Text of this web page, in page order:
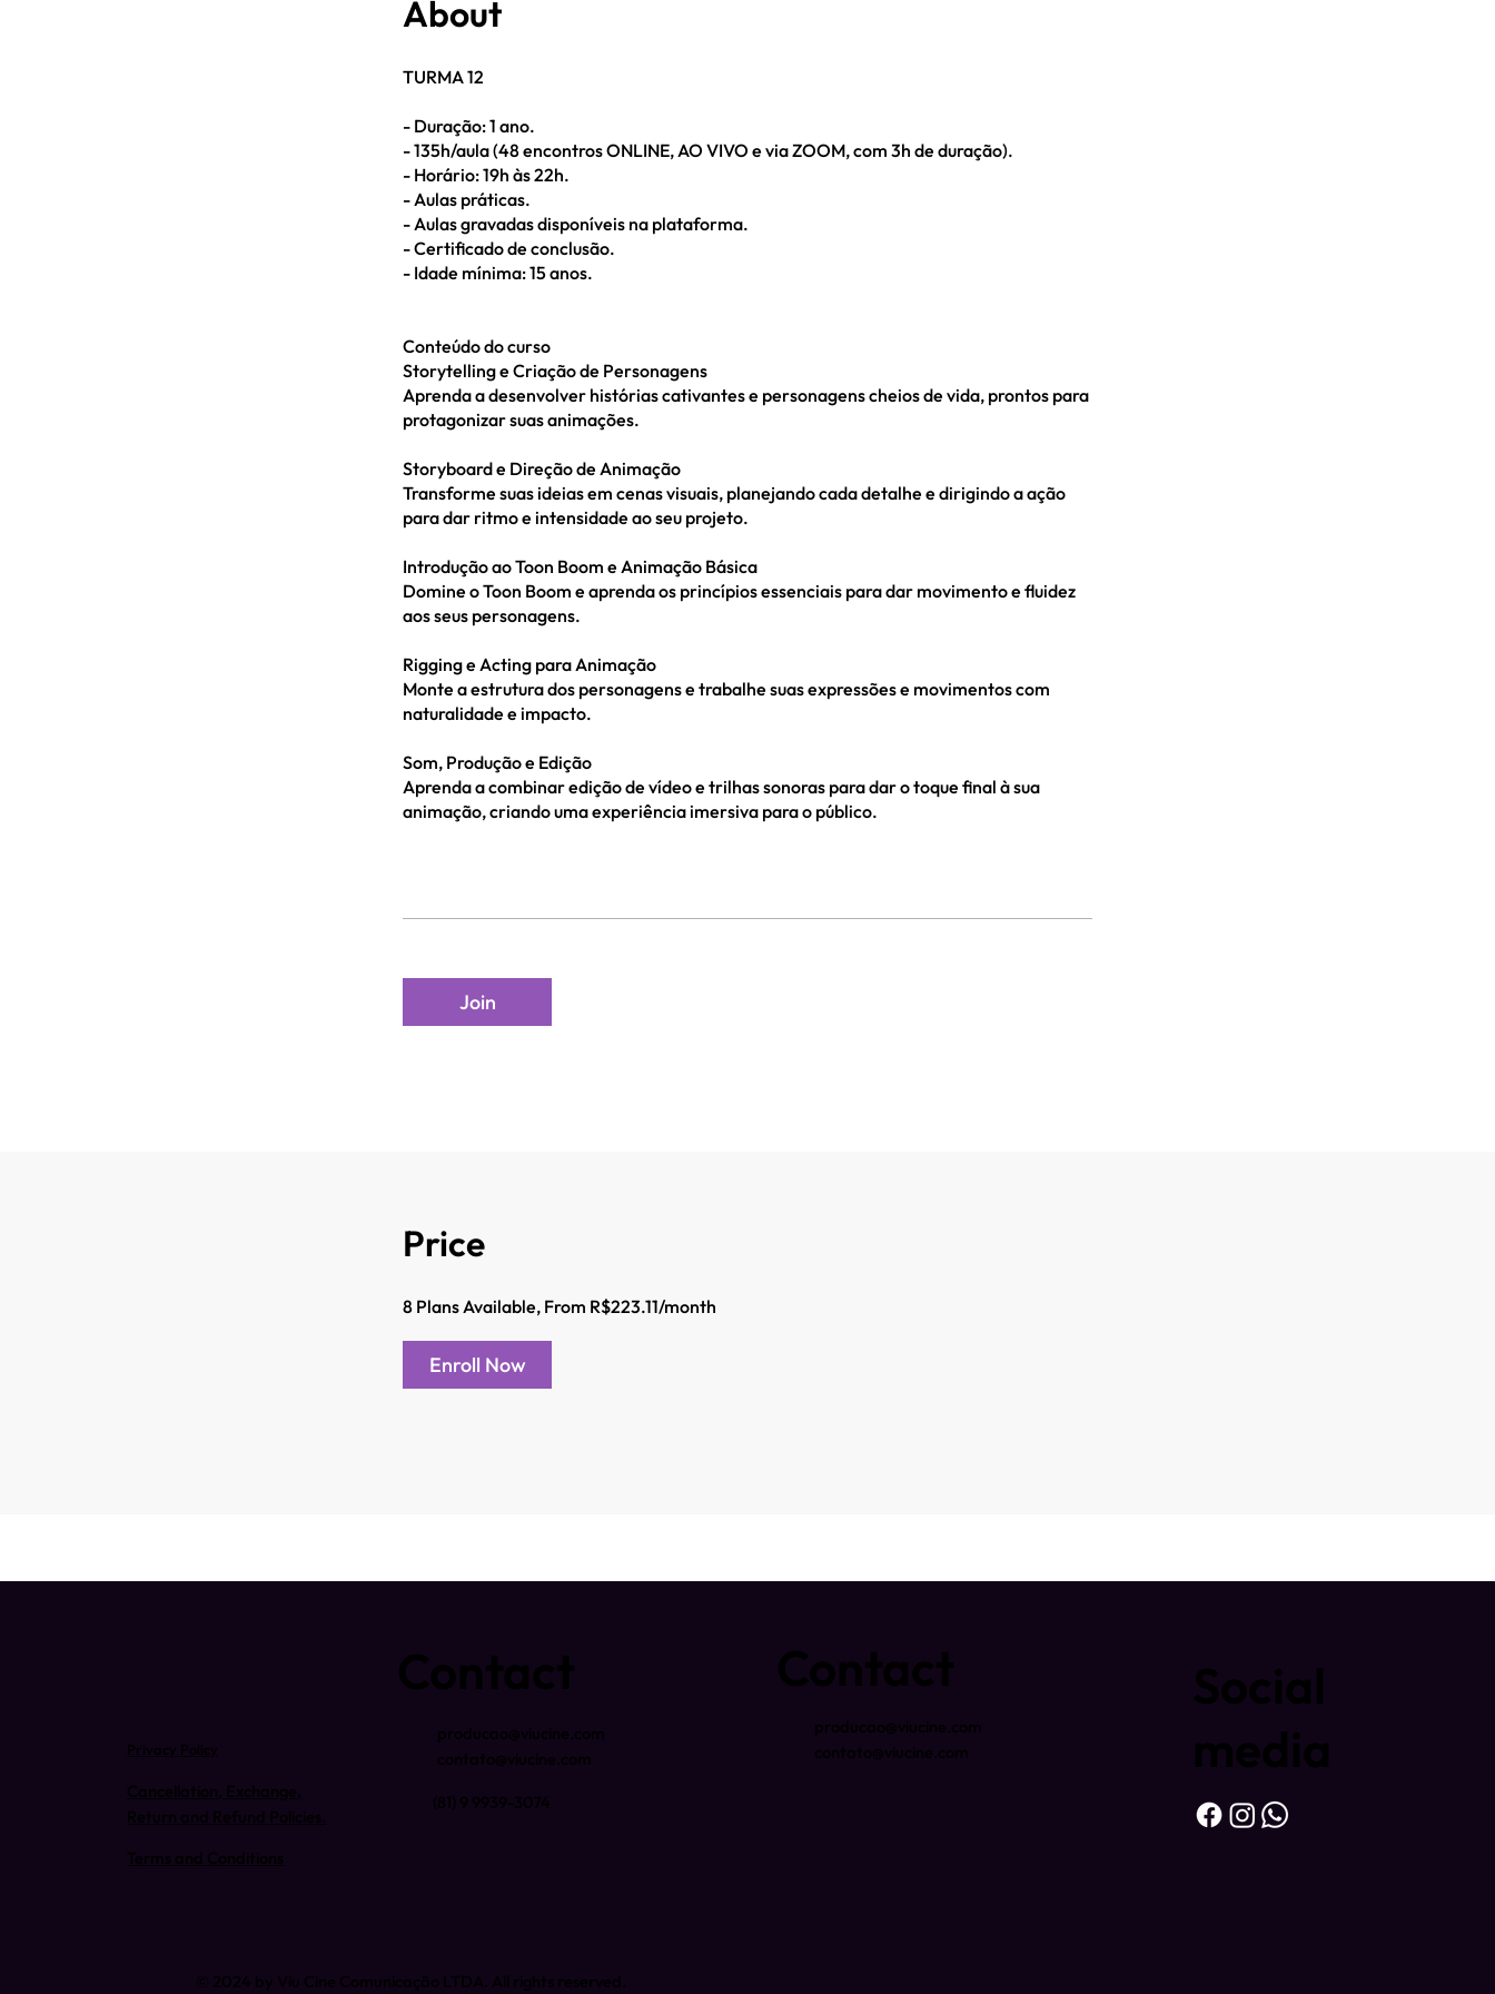
About
TURMA 12
- Duração: 1 ano.
- 135h/aula (48 encontros ONLINE, AO VIVO e via ZOOM, com 3h de duração).
- Horário: 19h às 22h.
- Aulas práticas.
- Aulas gravadas disponíveis na plataforma.
- Certificado de conclusão.
- Idade mínima: 15 anos.
Conteúdo do curso
Storytelling e Criação de Personagens
Aprenda a desenvolver histórias cativantes e personagens cheios de vida, prontos para
protagonizar suas animações.
Storyboard e Direção de Animação
Transforme suas ideias em cenas visuais, planejando cada detalhe e dirigindo a ação
para dar ritmo e intensidade ao seu projeto.
Introdução ao Toon Boom e Animação Básica
Domine o Toon Boom e aprenda os princípios essenciais para dar movimento e fluidez
aos seus personagens.
Rigging e Acting para Animação
Monte a estrutura dos personagens e trabalhe suas expressões e movimentos com
naturalidade e impacto.
Som, Produção e Edição
Aprenda a combinar edição de vídeo e trilhas sonoras para dar o toque final à sua
animação, criando uma experiência imersiva para o público.
Join
Price
8 Plans Available, From R$223.11/month
Enroll Now